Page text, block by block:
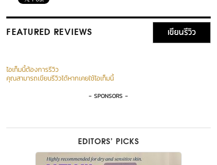
FEATURED REVIEWS เขียนรีวิว
ไอเท็มนี้ต้องการรีวิว
คุณสามารถเขียนรีวิวได้หากเคยใช้ไอเท็มนี้
- SPONSORS -
EDITORS’ PICKS